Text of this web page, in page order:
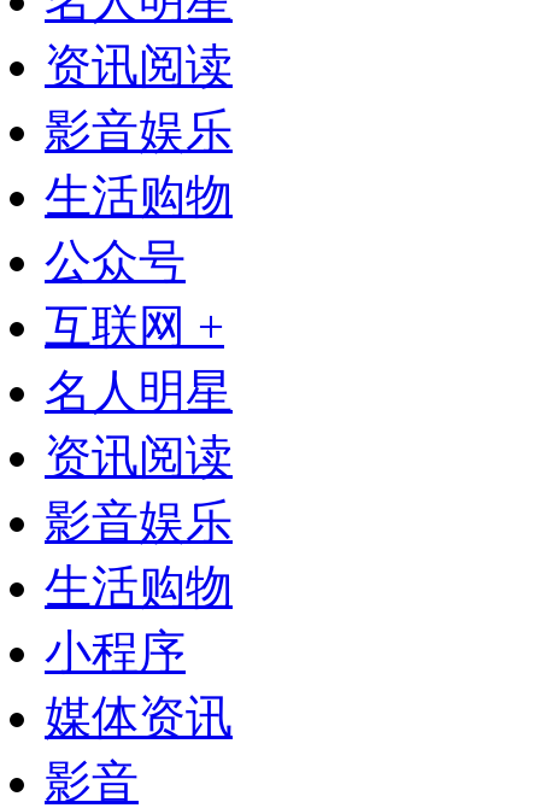
资讯阅读
影音娱乐
生活购物
公众号
互联网 +
名人明星
资讯阅读
影音娱乐
生活购物
小程序
媒体资讯
影音